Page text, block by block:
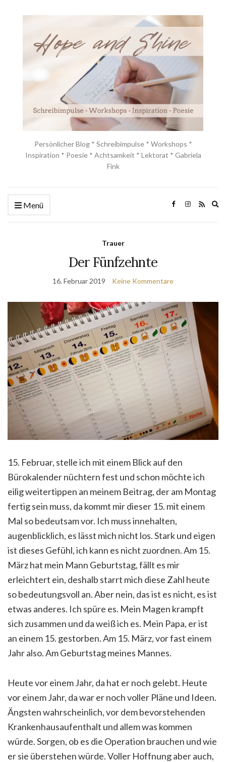
Persönlicher Blog * Schreibimpulse * Workshops *
Inspiration * Poesie * Achtsamkeit * Lektorat * Gabriela
Fink
Menü
Trauer
Der Fünfzehnte
16. Februar 2019 Keine Kommentare
15. Februar, stelle ich mit einem Blick auf den
Bürokalender nüchtern fest und schon möchte ich
eilig weitertippen an meinem Beitrag, der am Montag
fertig sein muss, da kommt mir dieser 15. mit einem
Mal so bedeutsam vor. Ich muss innehalten,
augenblicklich, es lässt mich nicht los. Stark und eigen
ist dieses Gefühl, ich kann es nicht zuordnen. Am 15.
März hat mein Mann Geburtstag, fällt es mir
erleichtert ein, deshalb starrt mich diese Zahl heute
so bedeutungsvoll an. Aber nein, das ist es nicht, es ist
etwas anderes. Ich spüre es. Mein Magen krampft
sich zusammen und da weiß ich es. Mein Papa, er ist
an einem 15. gestorben. Am 15. März, vor fast einem
Jahr also. Am Geburtstag meines Mannes.
Heute vor einem Jahr, da hat er noch gelebt. Heute
vor einem Jahr, da war er noch voller Pläne und Ideen.
Ängsten wahrscheinlich, vor dem bevorstehenden
Krankenhausaufenthalt und allem was kommen
würde. Sorgen, ob es die Operation brauchen und wie
er sie überstehen würde. Voller Hoffnung aber auch,